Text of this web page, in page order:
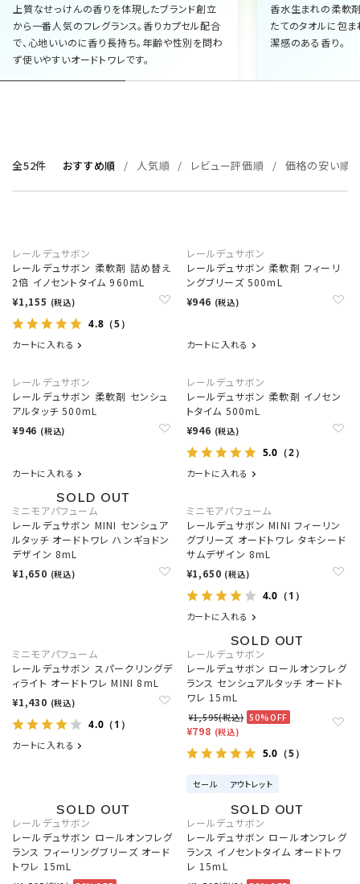
上質なせっけんの香りを体現したブランド創立
から一番人気のフレグランス。香りカプセル配合
で、心地いいのに香り長持ち。年齢や性別を問わ
ず使いやすいオードトワレです。
香水生まれの柔軟
たてのタオルに包
潔感のある香り。
全52件 おすすめ順 人気順 レビュー評価順 価格の安い順
レールデュサボン
レールデュサボン 柔軟剤 詰め替え
2倍 イノセントタイム 960mL
¥1,155 (税込)
4.8 （5）
カートに入れる
レールデュサボン
レールデュサボン 柔軟剤 フィーリ
ングブリーズ 500mL
¥946 (税込)
カートに入れる
レールデュサボン
レールデュサボン 柔軟剤 センシュ
アルタッチ 500mL
¥946 (税込)
カートに入れる
レールデュサボン
レールデュサボン 柔軟剤 イノセン
トタイム 500mL
¥946 (税込)
5.0 （2）
カートに入れる
ミニモアパフューム
レールデュサボン MINI センシュア
ルタッチ オードトワレ ハンギョドン
デザイン 8mL
¥1,650 (税込)
ミニモアパフューム
レールデュサボン MINI フィーリン
グブリーズ オードトワレ タキシード
サムデザイン 8mL
¥1,650 (税込)
4.0 （1）
カートに入れる
ミニモアパフューム
レールデュサボン スパークリングデ
ィライト オードトワレ MINI 8mL
¥1,430 (税込)
4.0 （1）
カートに入れる
レールデュサボン
レールデュサボン ロールオンフレグ
ランス センシュアルタッチ オードト
ワレ 15mL
¥1,595(税込) 50%OFF
¥798 (税込)
5.0 （5）
セール アウトレット
レールデュサボン
レールデュサボン ロールオンフレグ
ランス フィーリングブリーズ オード
トワレ 15mL
レールデュサボン
レールデュサボン ロールオンフレグ
ランス イノセントタイム オードトワ
レ 15mL